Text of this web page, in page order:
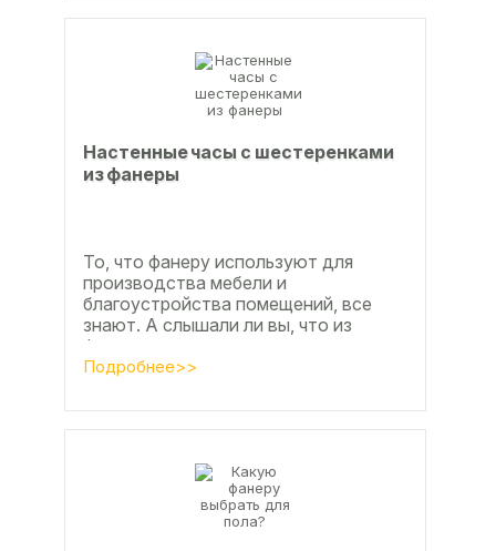
Настенные часы с шестеренками
из фанеры
То, что фанеру используют для
производства мебели и
благоустройства помещений, все
знают. А слышали ли вы, что из
фанеры делают красивые ажурные
часы? Удивительно, но факт.
Подробнее>>